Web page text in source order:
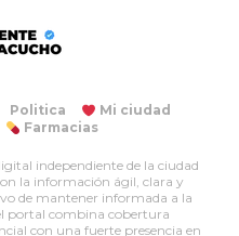
Politica
Mi ciudad
Farmacias
independiente de la ciudad
la información ágil, clara y
de mantener informada a la
portal combina cobertura
con una fuerte presencia en